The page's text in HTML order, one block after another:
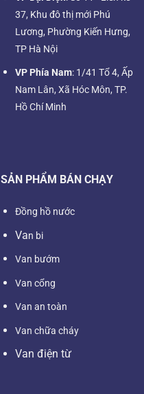
37, Khu đô thị mới Phú
Lương, Phường Kiến Hưng,
TP Hà Nội
VP Phía Nam: 1/41 Tổ 4, Ấp
Nam Lân, Xã Hóc Môn, TP.
Hồ Chí Minh
SẢN PHẨM BÁN CHẠY
Đồng hồ nước
Van bi
Van bướm
Van cổng
Van an toàn
Van chữa cháy
Van điện từ